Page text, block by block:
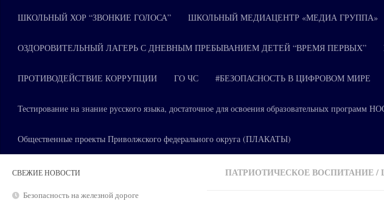
ШКОЛЬНЫЙ ХОР “ЗВОНКИЕ ГОЛОСА” ШКОЛЬНЫЙ МЕДИАЦЕНТР «МЕДИА ГРУППА»
ОЗДОРОВИТЕЛЬНЫЙ ЛАГЕРЬ С ДНЕВНЫМ ПРЕБЫВАНИЕМ ДЕТЕЙ “ВРЕМЯ ПЕРВЫХ”
ПРОТИВОДЕЙСТВИЕ КОРРУПЦИИ ГО ЧС #БЕЗОПАСНОСТЬ В ЦИФРОВОМ МИРЕ
Тестирование на знание русского языка, достаточное для освоения образовательных
Общественные проекты Приволжского федерального округа (ПЛАКАТЫ)
ПАТРИОТИЧЕСКОЕ ВОСПИТАНИЕ/
СВЕЖИЕ НОВОСТИ
Безопасность на железной дороге